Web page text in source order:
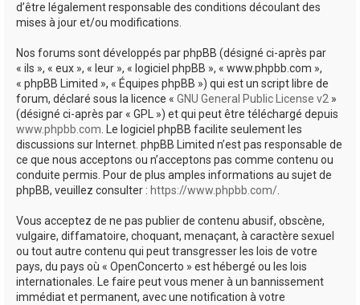
d’être légalement responsable des conditions découlant des
mises à jour et/ou modifications.
Nos forums sont développés par phpBB (désigné ci-après par
« ils », « eux », « leur », « logiciel phpBB », « www.phpbb.com »,
« phpBB Limited », « Équipes phpBB ») qui est un script libre de
forum, déclaré sous la licence « GNU General Public License v2 »
(désigné ci-après par « GPL ») et qui peut être téléchargé depuis
www.phpbb.com. Le logiciel phpBB facilite seulement les
discussions sur Internet. phpBB Limited n’est pas responsable de
ce que nous acceptons ou n’acceptons pas comme contenu ou
conduite permis. Pour de plus amples informations au sujet de
phpBB, veuillez consulter : https://www.phpbb.com/.
Vous acceptez de ne pas publier de contenu abusif, obscène,
vulgaire, diffamatoire, choquant, menaçant, à caractère sexuel
ou tout autre contenu qui peut transgresser les lois de votre
pays, du pays où « OpenConcerto » est hébergé ou les lois
internationales. Le faire peut vous mener à un bannissement
immédiat et permanent, avec une notification à votre